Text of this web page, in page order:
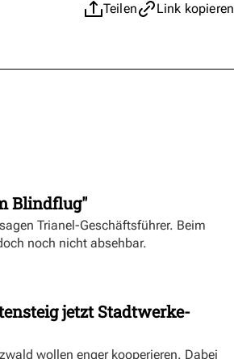
Teilen Link kopieren
Blindflug"
Trianel-Geschäftsführer. Beim
noch nicht absehbar.
jetzt Stadtwerke-
wollen enger kooperieren. Dabei